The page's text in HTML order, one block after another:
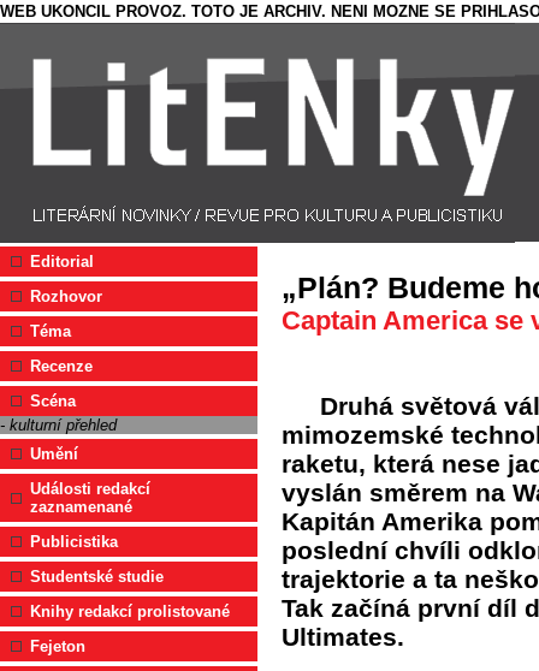
WEB UKONCIL PROVOZ. TOTO JE ARCHIV. NENI MOZNE SE
Editorial
Rozhovor
Téma
Recenze
Scéna
- kulturní přehled
Umění
Události redakcí
zaznamenané
Publicistika
Studentské studie
Knihy redakcí prolistované
Fejeton
„Plán? Budeme
Captain America se
Druhá světová
mimozemské
raketu, která nese
vyslán směrem na
Kapitán Amerika
poslední chvíli
trajektorie a ta
Tak začíná první díl
Ultimates.